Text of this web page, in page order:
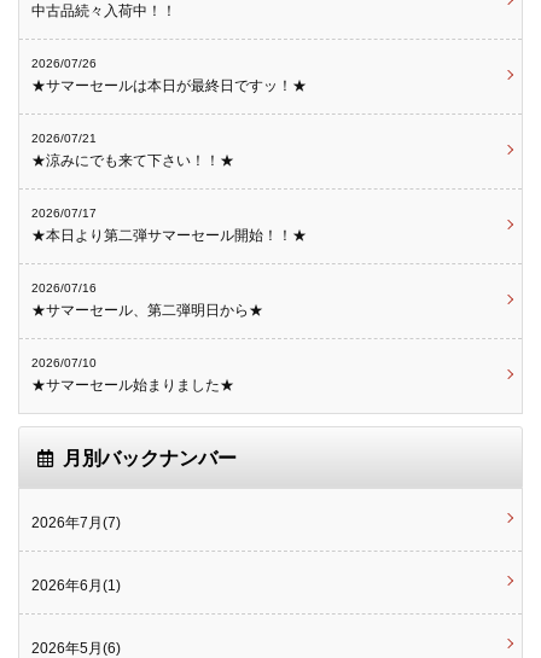
中古品続々入荷中！！
2026/07/26
★サマーセールは本日が最終日ですッ！★
2026/07/21
★涼みにでも来て下さい！！★
2026/07/17
★本日より第二弾サマーセール開始！！★
2026/07/16
★サマーセール、第二弾明日から★
2026/07/10
★サマーセール始まりました★
月別バックナンバー
2026年7月(7)
2026年6月(1)
2026年5月(6)